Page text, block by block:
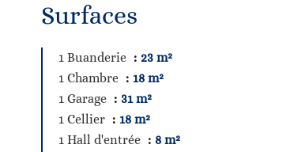
Surfaces
1 Buanderie
23 m²
1 Chambre
18 m²
1 Garage
31 m²
1 Cellier
18 m²
1 Hall d'entrée
8 m²